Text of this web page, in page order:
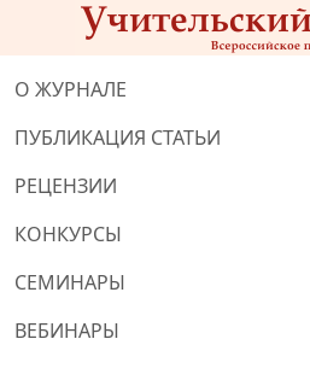
О ЖУРНАЛЕ
ПУБЛИКАЦИЯ СТАТЬИ
РЕЦЕНЗИИ
КОНКУРСЫ
СЕМИНАРЫ
ВЕБИНАРЫ